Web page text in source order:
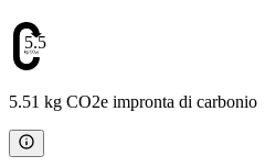
5.51
5.51 kg CO2e impronta di carbonio